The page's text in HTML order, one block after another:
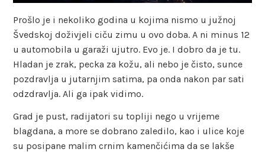
Prošlo je i nekoliko godina u kojima nismo u južnoj
Švedskoj doživjeli ciču zimu u ovo doba. A ni minus 12
u automobila u garaži ujutro. Evo je. I dobro da je tu.
Hladan je zrak, pecka za kožu, ali nebo je čisto, sunce
pozdravlja u jutarnjim satima, pa onda nakon par sati
odzdravlja. Ali ga ipak vidimo.
Grad je pust, radijatori su topliji nego u vrijeme
blagdana, a more se dobrano zaledilo, kao i ulice koje
su posipane malim crnim kamenčićima da se lakše